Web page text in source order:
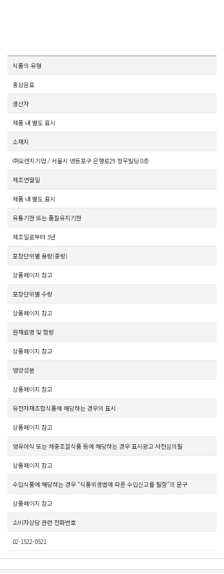
식품의 유형
홍삼음료
생산자
제품 내 별도 표시
소재지
㈜오렌지기업 / 서울시 영등포구 은행로29 정우빌딩 8층
제조연월일
제품 내 별도 표시
유통기한 또는 품질유지기한
제조일로부터 3년
포장단위별 용량(중량)
상품페이지 참고
포장단위별 수량
상품페이지 참고
원재료명 및 함량
상품페이지 참고
영양성분
상품페이지 참고
유전자재조합식품에 해당하는 경우의 표시
상품페이지 참고
영유아식 또는 체중조절식품 등에 해당하는 경우 표시광고 사전심의필
상품페이지 참고
수입식품에 해당하는 경우 “식품위생법에 따른 수입신고를 필함”의 문구
상품페이지 참고
소비자상담 관련 전화번호
02-1522-0521